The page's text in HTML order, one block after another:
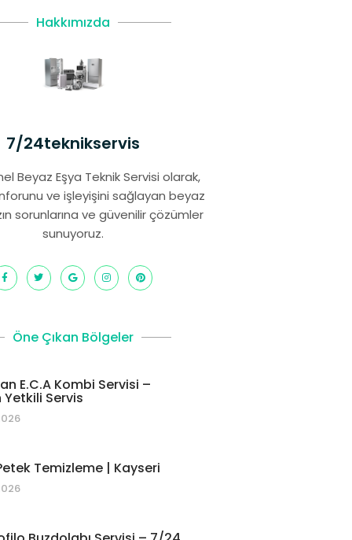
Hakkımızda
7/24teknikservis
Beyaz Eşya Teknik Servisi olarak,
ve işleyişini sağlayan beyaz
sorunlarına ve güvenilir çözümler
sunuyoruz.
Öne Çıkan Bölgeler
E.C.A Kombi Servisi –
Servis
Temizleme | Kayseri